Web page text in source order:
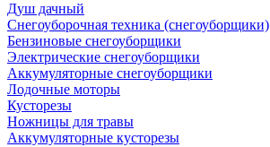
Душ дачный
Снегоуборочная техника (снегоуборщики)
Бензиновые снегоуборщики
Электрические снегоуборщики
Аккумуляторные снегоуборщики
Лодочные моторы
Кусторезы
Ножницы для травы
Аккумуляторные кусторезы